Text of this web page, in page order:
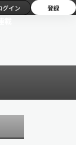
グイン 登録